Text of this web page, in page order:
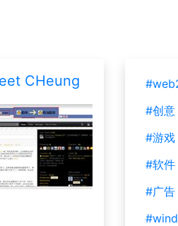
CHeung
#创意
#游戏
#软件
#广告